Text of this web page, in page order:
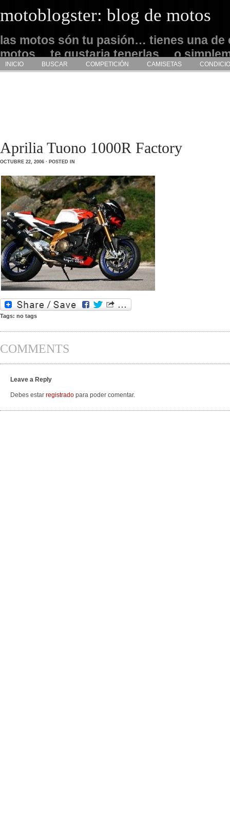
motoblogster: blog de motos
las motos són tu pasión… tienes una de
motos… te gustaria tenerlas… o
admirarlas… este es tu sitio
INICIO BUSCAR COMPETICIÓN CAMISETAS
Aprilia Tuono 1000R Factory
OCTUBRE 22, 2006 · POSTED IN
Tags: no tags
COMMENTS
Leave a Reply
Debes estar registrado para poder comentar.